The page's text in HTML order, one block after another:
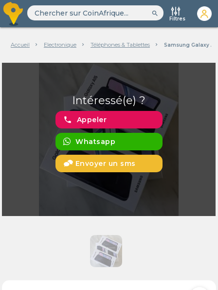
search
Filtres
Accueil Electronique Téléphones & Tablettes Samsung Galaxy
Intéressé(e) ?
phone Appeler
Whatsapp
Envoyer un sms